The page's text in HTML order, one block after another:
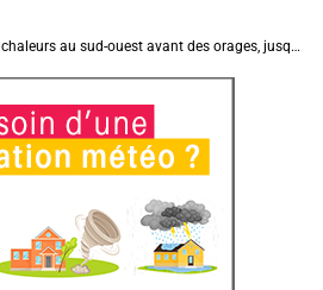
Météo aujourd'hui : très fortes chaleurs au sud-ouest avant des orages, jusqu'à 39°C